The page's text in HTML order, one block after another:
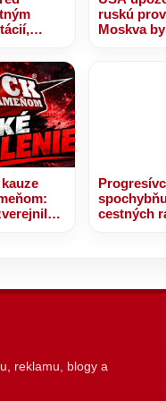
bez
ruskú
Moskva
cestných
reklamu, blogy a